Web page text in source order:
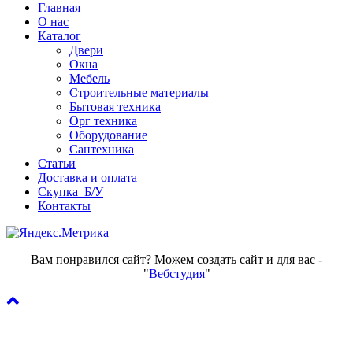
Главная
О нас
Каталог
Двери
Окна
Мебель
Строительные материалы
Бытовая техника
Орг техника
Оборудование
Сантехника
Статьи
Доставка и оплата
Скупка Б/У
Контакты
Вам понравился сайт? Можем создать сайт и для вас -
"Вебстудия"